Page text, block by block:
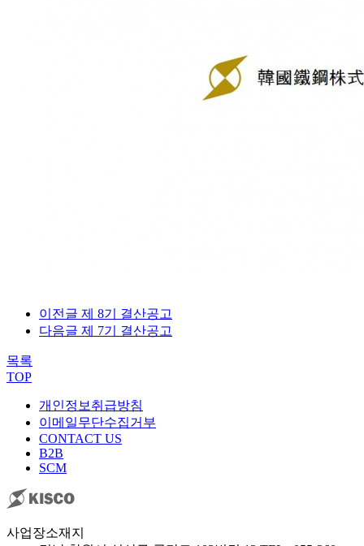
이전글 제 8기 결산공고
다음글 제 7기 결산공고
목록
TOP
개인정보취급방침
이메일무단수집거부
CONTACT US
B2B
SCM
사업장소재지